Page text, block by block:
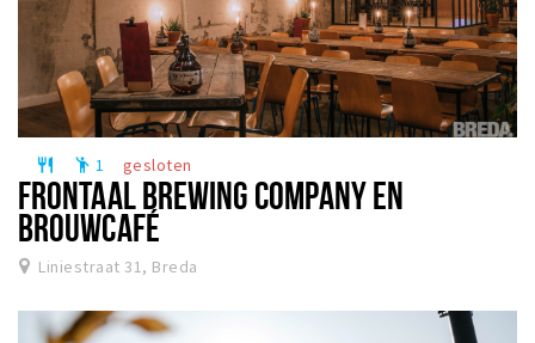
restaurant emoji_people 1 gesloten
FRONTAAL BREWING COMPANY EN
BROUWCAFÉ
Liniestraat 31, Breda